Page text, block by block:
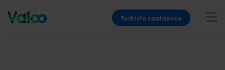
Tarkista saatavuus